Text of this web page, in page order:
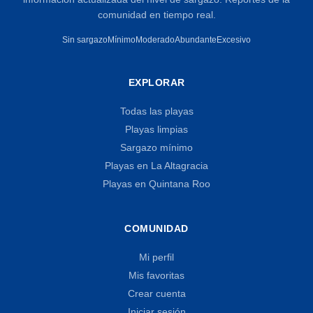
comunidad en tiempo real.
Sin sargazoMínimoModeradoAbundante Excesivo
EXPLORAR
Todas las playas
Playas limpias
Sargazo mínimo
Playas en La Altagracia
Playas en Quintana Roo
COMUNIDAD
Mi perfil
Mis favoritas
Crear cuenta